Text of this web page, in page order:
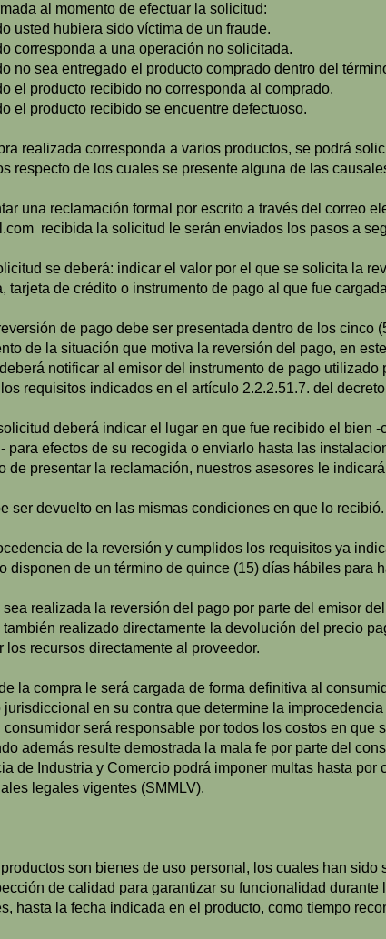
al momento de efectuar la solicitud:
hubiera sido víctima de un fraude.
a una operación no solicitada.
entregado el producto comprado dentro del término
recibido no corresponda al comprado.
recibido se encuentre defectuoso.
realizada corresponda a varios productos, se podrá
respecto de los cuales se presente alguna de las
una reclamación formal por escrito a través del correo
recibida la solicitud le serán enviados los pasos a
se deberá: indicar el valor por el que se solicita la
tarjeta de crédito o instrumento de pago al que fue
de pago debe ser presentada dentro de los cinco
de la situación que motiva la reversión del pago, en
notificar al emisor del instrumento de pago utilizado
requisitos indicados en el artículo 2.2.2.51.7. del
deberá indicar el lugar en que fue recibido el bien
para efectos de su recogida o enviarlo hasta las
de presentar la reclamación, nuestros asesores le
ser devuelto en las mismas condiciones en que lo recibió.
de la reversión y cumplidos los requisitos ya
disponen de un término de quince (15) días hábiles para
realizada la reversión del pago por parte del emisor
también realizado directamente la devolución del precio
los recursos directamente al proveedor.
la compra le será cargada de forma definitiva al
jurisdiccional en su contra que determine la
será responsable por todos los costos en que
además resulte demostrada la mala fe por parte del
de Industria y Comercio podrá imponer multas hasta por
legales vigentes (SMMLV).
son bienes de uso personal, los cuales han sido
de calidad para garantizar su funcionalidad durante
hasta la fecha indicada en el producto, como tiempo